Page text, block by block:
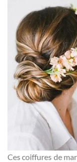
Ces coiffures de